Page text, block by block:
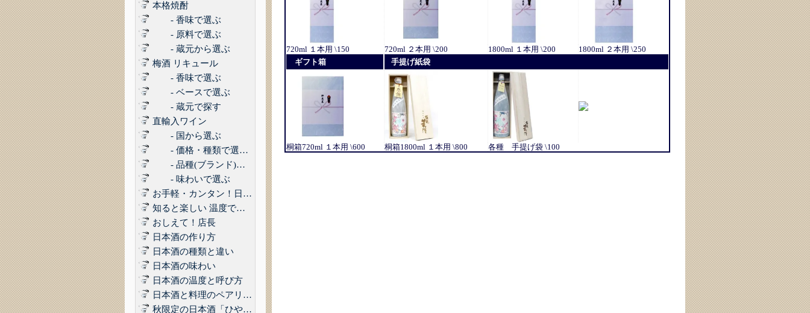
本格焼酎
- 香味で選ぶ
- 原料で選ぶ
- 蔵元から選ぶ
梅酒 リキュール
- 香味で選ぶ
- ベースで選ぶ
- 蔵元で探す
直輸入ワイン
- 国から選ぶ
- 価格・種類で選ぶ(赤,白,ロゼ,スパークリング)
- 品種(ブランド)で選ぶ
- 味わいで選ぶ
お手軽・カンタン！日本酒に合うコンビニおつまみ3選 Vol.1
知ると楽しい 温度で楽しむ日本酒
おしえて！店長
日本酒の作り方
日本酒の種類と違い
日本酒の味わい
日本酒の温度と呼び方
日本酒と料理のペアリング
秋限定の日本酒「ひやおろし」
720ml １本用 \150 720ml ２本用 \200 1800ml １本用 \200
1800ml ２本用 \250
ギフト箱
手提げ紙袋
桐箱720ml １本用 \600 桐箱1800ml １本用 \800 各種 手提げ袋 \100